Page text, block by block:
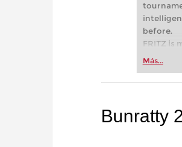
before.
FRITZ is
Whether
more
Más...
Bunratty